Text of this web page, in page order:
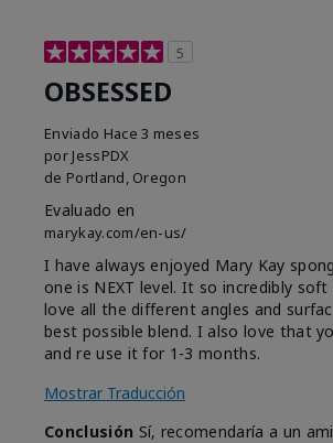
5
OBSESSED
Enviado Hace 3 meses
por JessPDX
de Portland, Oregon
Evaluado en
marykay.com/en-us/
I have always enjoyed Mary Kay
one is NEXT level. It so incredibly
love all the different angles and
best possible blend. I also love that
and re use it for 1-3 months.
Mostrar Traducción
Conclusión Sí, recomendaría a un